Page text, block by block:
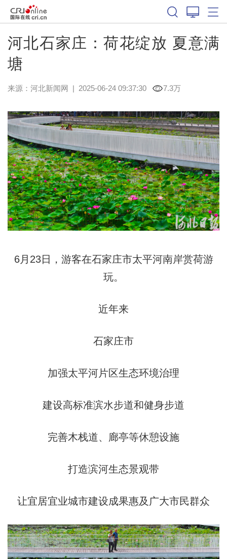
河北石家庄：荷花绽放 夏意满
塘
来源： 河北新闻网 | 2025-06-24 09:37:30 7.3万
6月23日，游客在石家庄市太平河南岸赏荷游
玩。
近年来
石家庄市
加强太平河片区生态环境治理
建设高标准滨水步道和健身步道
完善木栈道、廊亭等休憩设施
打造滨河生态景观带
让宜居宜业城市建设成果惠及广大市民群众